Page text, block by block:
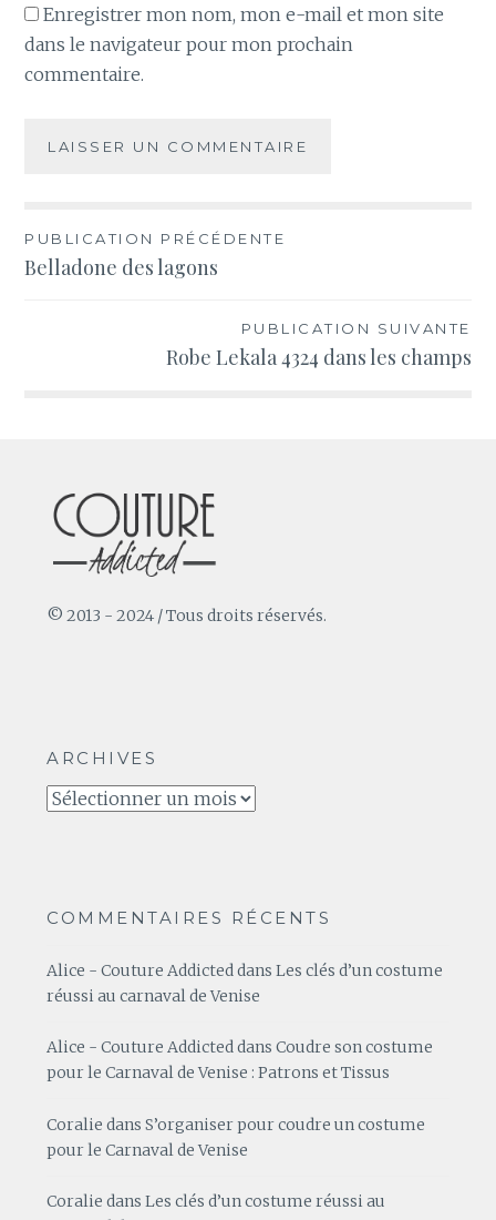
Enregistrer mon nom, mon e-mail et mon site
dans le navigateur pour mon prochain
commentaire.
Navigation
de
PUBLICATION PRÉCÉDENTE
Belladone des lagons
PUBLICATION SUIVANTE
Robe Lekala 4324 dans les champs
© 2013 - 2024 / Tous droits réservés.
ARCHIVES
Archives
COMMENTAIRES RÉCENTS
Alice - Couture AddicteddansLes clés d’un costume
réussi au carnaval de Venise
Alice - Couture AddicteddansCoudre son costume
pour le Carnaval de Venise : Patrons et Tissus
Coralie dansS’organiser pour coudre un costume
pour le Carnaval de Venise
Coralie dansLes clés d’un costume réussi au